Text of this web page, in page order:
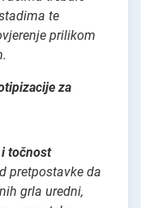
te
prilikom
za
točnost
pretpostavke da
grla uredni,